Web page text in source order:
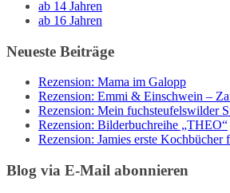
ab 14 Jahren
ab 16 Jahren
Neueste Beiträge
Rezension: Mama im Galopp
Rezension: Emmi & Einschwein –
Rezension: Mein fuchsteufelswilder
Rezension: Bilderbuchreihe „THEO“
Rezension: Jamies erste Kochbücher
Blog via E-Mail abonnieren